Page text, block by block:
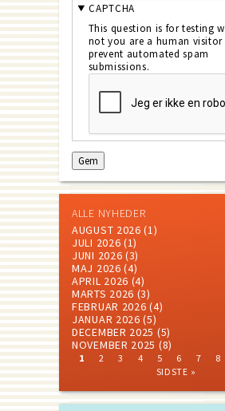
CAPTCHA
This question is for testing
not you are a human visitor
prevent automated spam
submissions.
ALLE NYHEDER
AUGUST 2026 (1)
JULI 2026 (1)
JUNI 2026 (3)
MAJ 2026 (4)
APRIL 2026 (4)
MARTS 2026 (3)
FEBRUAR 2026 (4)
JANUAR 2026 (5)
DECEMBER 2025 (5)
NOVEMBER 2025 (8)
CURRENT
1 PAGE
2 PAGE
3 PAGE
4 PAGE
5 PAGE
6 PAGE
7 8
SIDSTE »